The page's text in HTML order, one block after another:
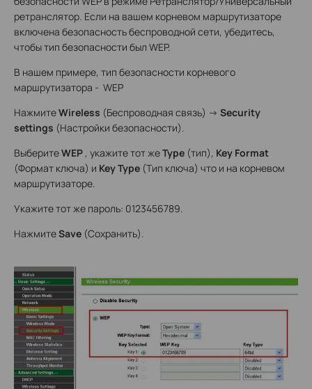
ретранслятор. Если на вашем корневом маршрутизаторе
включена безопасность беспроводной сети, убедитесь,
чтобы тип безопасности был WEP.
В нашем примере, тип безопасности корневого
маршрутизатора - WEP
НажмитеWireless (Беспроводная связь) -> Security
settings (Настройки безопасности).
ВыберитеWEP , укажите тот жеType (тип), Key Format
(Формат ключа) и Key Type (Тип ключа) что и на корневом
маршрутизаторе.
Укажите тот же пароль: 0123456789.
НажмитеSave (Сохранить).